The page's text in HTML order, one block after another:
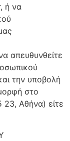
ή να
απευθυνθείτε
την υποβολή
στο
23, Αθήνα) είτε